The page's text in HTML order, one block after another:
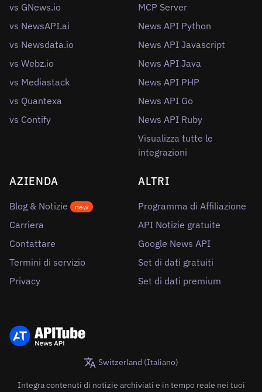
vs GNews.io
vs NewsAPI.ai
vs Newsdata.io
vs Webz.io
vs Mediastack
vs Quantexa
vs Contify
MCP Server
News API Python
News API Javascript
News API Java
News API PHP
News API Go
News API Ruby
Visualizza tutte le
integrazioni
AZIENDA
Blog & Notizie new
Carriera
Contattare
Termini di servizio
Privacy
ALTRI
Programma di Affiliazione
API Notizie gratuite
Google News API
Set di dati gratuiti
Set di dati premium
Switzerland (Italiano)
Integra contenuti di notizie archiviati e in tempo reale nei tuoi